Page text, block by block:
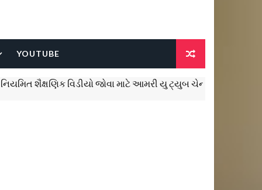
YOUTUBE
વિડીયો જોવા માટે આમરી યુ ટ્યુબ ચેનલ Education